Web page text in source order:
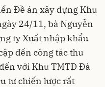
Đề án xây dựng Khu
24/11, bà Nguyễn
ty Xuất nhập khẩu
đến công tác thu
với Khu TMTD Đà
tư chiến lược rất